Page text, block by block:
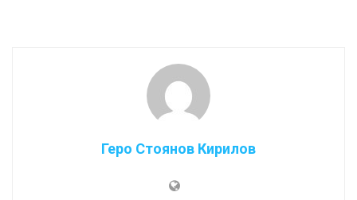
Геро Стоянов Кирилов